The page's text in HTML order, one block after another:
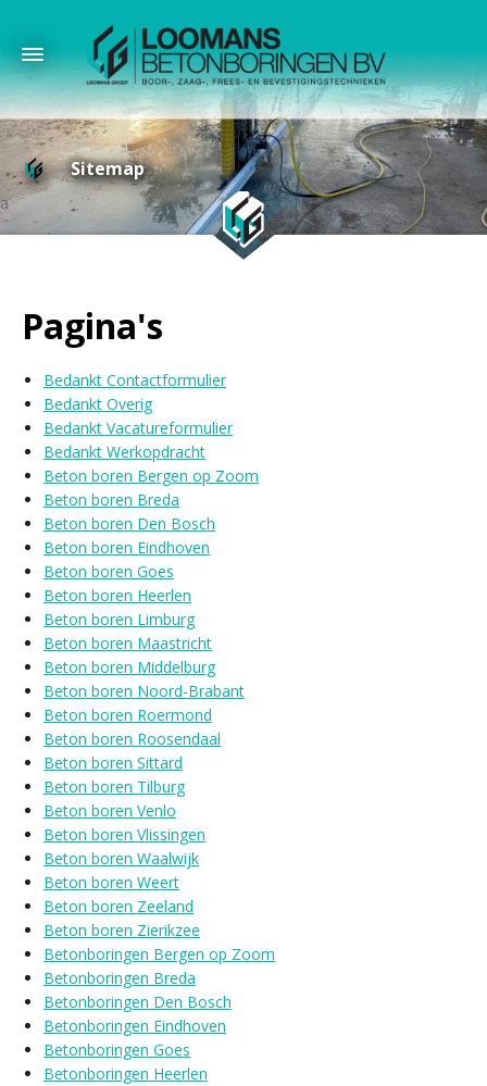
Sitemap
Pagina's
Bedankt Contactformulier
Bedankt Overig
Bedankt Vacatureformulier
Bedankt Werkopdracht
Beton boren Bergen op Zoom
Beton boren Breda
Beton boren Den Bosch
Beton boren Eindhoven
Beton boren Goes
Beton boren Heerlen
Beton boren Limburg
Beton boren Maastricht
Beton boren Middelburg
Beton boren Noord-Brabant
Beton boren Roermond
Beton boren Roosendaal
Beton boren Sittard
Beton boren Tilburg
Beton boren Venlo
Beton boren Vlissingen
Beton boren Waalwijk
Beton boren Weert
Beton boren Zeeland
Beton boren Zierikzee
Betonboringen Bergen op Zoom
Betonboringen Breda
Betonboringen Den Bosch
Betonboringen Eindhoven
Betonboringen Goes
Betonboringen Heerlen